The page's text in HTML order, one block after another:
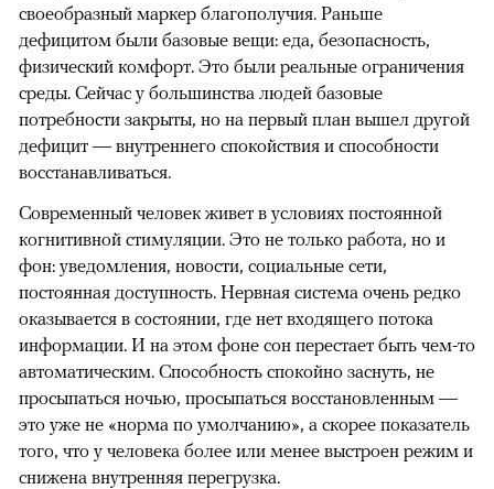
своеобразный маркер благополучия. Раньше
дефицитом были базовые вещи: еда, безопасность,
физический комфорт. Это были реальные ограничения
среды. Сейчас у большинства людей базовые
потребности закрыты, но на первый план вышел другой
дефицит — внутреннего спокойствия и способности
восстанавливаться.
Современный человек живет в условиях постоянной
когнитивной стимуляции. Это не только работа, но и
фон: уведомления, новости, социальные сети,
постоянная доступность. Нервная система очень редко
оказывается в состоянии, где нет входящего потока
информации. И на этом фоне сон перестает быть чем-то
автоматическим. Способность спокойно заснуть, не
просыпаться ночью, просыпаться восстановленным —
это уже не «норма по умолчанию», а скорее показатель
того, что у человека более или менее выстроен режим и
снижена внутренняя перегрузка.